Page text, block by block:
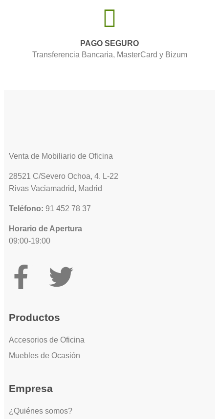
PAGO SEGURO
Transferencia Bancaria, MasterCard y Bizum
Venta de Mobiliario de Oficina
28521 C/Severo Ochoa, 4. L-22
Rivas Vaciamadrid, Madrid
Teléfono: 91 452 78 37
Horario de Apertura
09:00-19:00
Productos
Accesorios de Oficina
Muebles de Ocasión
Empresa
¿Quiénes somos?